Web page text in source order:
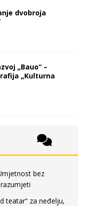
dvobroja
„Bauo“ –
„Kulturna
bez
teatar“ za neđelju,